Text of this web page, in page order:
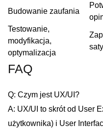
Budowanie zaufania
Testowanie,
modyfikacja,
optymalizacja
FAQ
Q: Czym jest UX/UI?
A: UX/UI to skrót ⁣od User
użytkownika) i⁢ User